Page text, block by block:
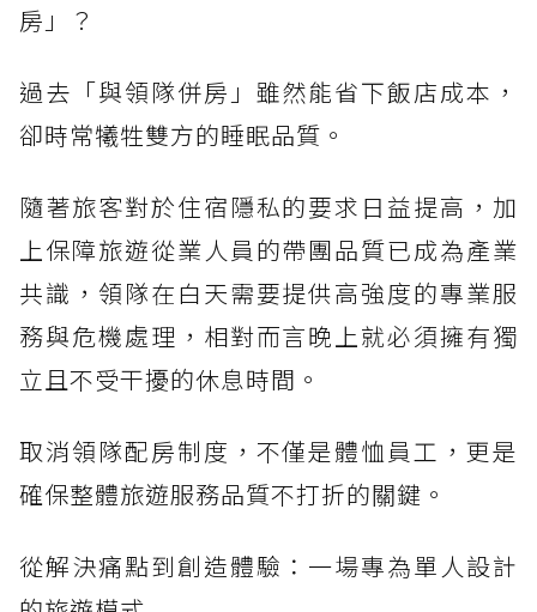
房」？
過去「與領隊併房」雖然能省下飯店成本，
卻時常犧牲雙方的睡眠品質。
隨著旅客對於住宿隱私的要求日益提高，加
上保障旅遊從業人員的帶團品質已成為產業
共識，領隊在白天需要提供高強度的專業服
務與危機處理，相對而言晚上就必須擁有獨
立且不受干擾的休息時間。
取消領隊配房制度，不僅是體恤員工，更是
確保整體旅遊服務品質不打折的關鍵。
從解決痛點到創造體驗：一場專為單人設計